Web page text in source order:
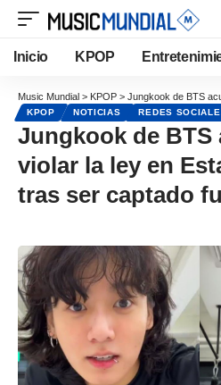
Inicio KPOP
Music Mundial > KPOP > Jungkook de BTS acusado de
KPOP NOTICIAS REDES
Jungkook de BTS
violar la ley en
tras ser captado